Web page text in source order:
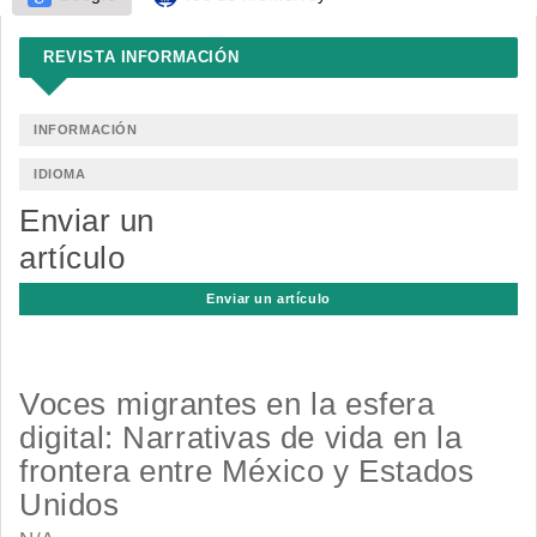
REVISTA INFORMACIÓN
INFORMACIÓN
IDIOMA
Enviar un
artículo
Enviar un artículo
Voces migrantes en la esfera
digital: Narrativas de vida en la
frontera entre México y Estados
Unidos